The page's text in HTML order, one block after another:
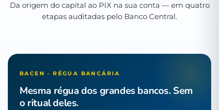
Da origem do capital ao PIX na sua conta — em quatro
etapas auditadas pelo Banco Central.
BACEN · RÉGUA BANCÁRIA
Mesma régua dos grandes bancos. Sem
o ritual deles.